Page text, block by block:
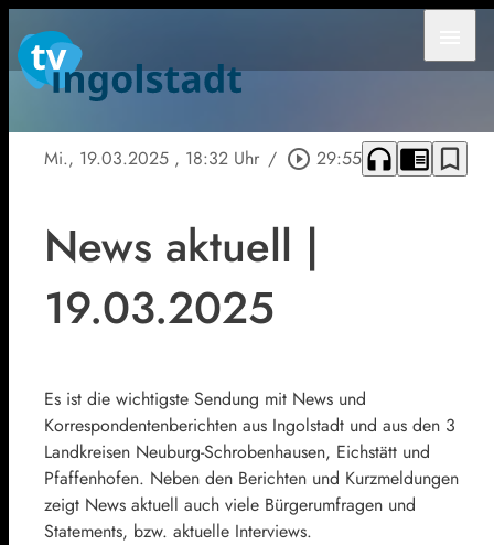
Mi., 19.03.2025 , 18:32 Uhr / play_circle_outline 29:55 headphones chrome_reader_mode bookmark_border
News aktuell |
19.03.2025
Es ist die wichtigste Sendung mit News und
Korrespondentenberichten aus Ingolstadt und aus den 3
Landkreisen Neuburg-Schrobenhausen, Eichstätt und
Pfaffenhofen. Neben den Berichten und Kurzmeldungen
zeigt News aktuell auch viele Bürgerumfragen und
Statements, bzw. aktuelle Interviews.